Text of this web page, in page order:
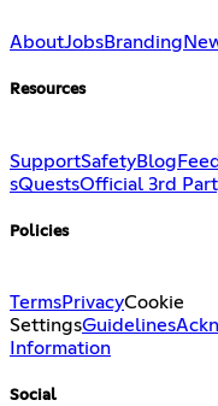
AboutJobsBranding
Resources
SupportSafetyBlog
sQuestsOfficial 3rd
Policies
TermsPrivacyCookie
SettingsGuidelines
Information
Social